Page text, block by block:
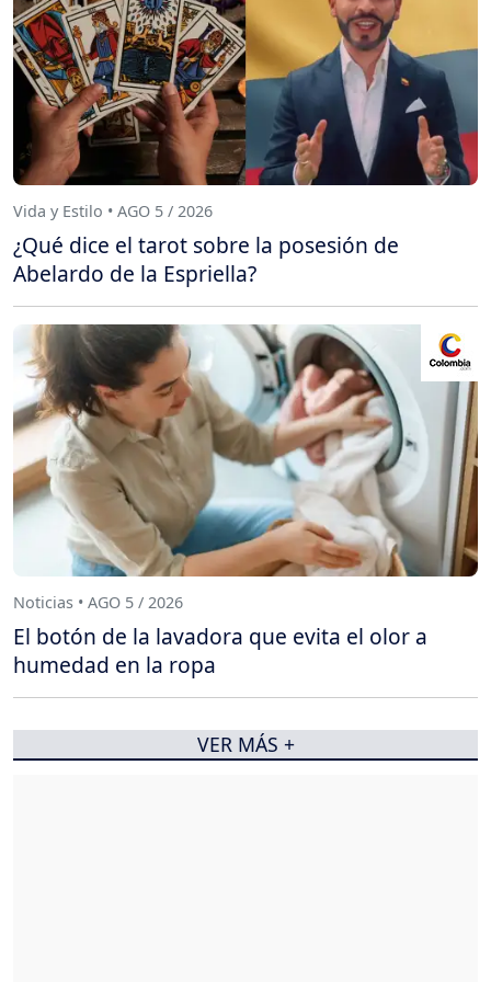
Vida y Estilo • AGO 5 / 2026
¿Qué dice el tarot sobre la posesión de
Abelardo de la Espriella?
Noticias • AGO 5 / 2026
El botón de la lavadora que evita el olor a
humedad en la ropa
VER MÁS +